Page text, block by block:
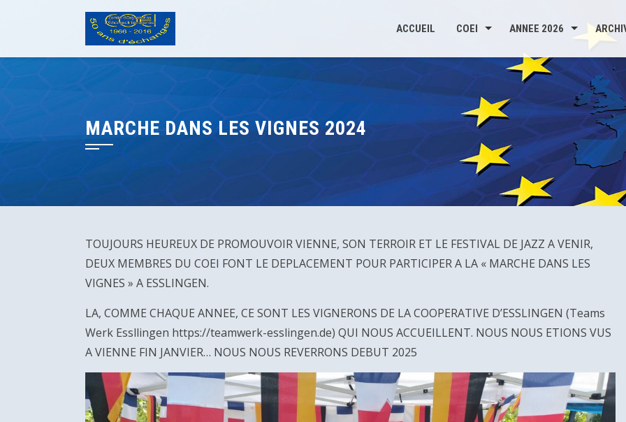
ACCUEIL COEI ANNEE 2026
MARCHE DANS LES VIGNES 2024
TOUJOURS HEUREUX DE PROMOUVOIR VIENNE, SON TERROIR ET LE FESTIVAL DE JAZZ A VENIR,
DEUX MEMBRES DU COEI FONT LE DEPLACEMENT POUR PARTICIPER A LA « MARCHE DANS LES
VIGNES » A ESSLINGEN.
LA, COMME CHAQUE ANNEE, CE SONT LES VIGNERONS DE LA COOPERATIVE D’ESSLINGEN (Teams
Werk Essllingen https://teamwerk-esslingen.de) QUI NOUS ACCUEILLENT. NOUS NOUS ETIONS VUS
A VIENNE FIN JANVIER… NOUS NOUS REVERRONS DEBUT 2025